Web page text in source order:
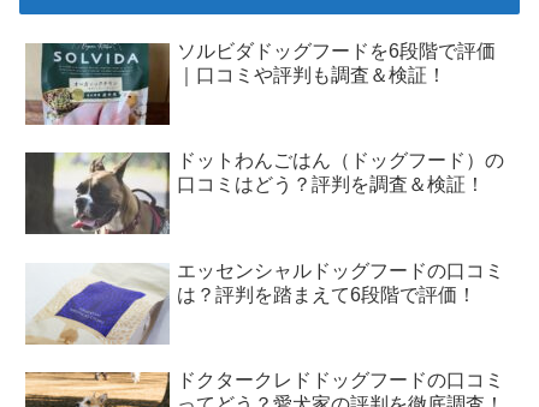
ソルビダドッグフードを6段階で評価
｜口コミや評判も調査＆検証！
ドットわんごはん（ドッグフード）の
口コミはどう？評判を調査＆検証！
エッセンシャルドッグフードの口コミ
は？評判を踏まえて6段階で評価！
ドクタークレドドッグフードの口コミ